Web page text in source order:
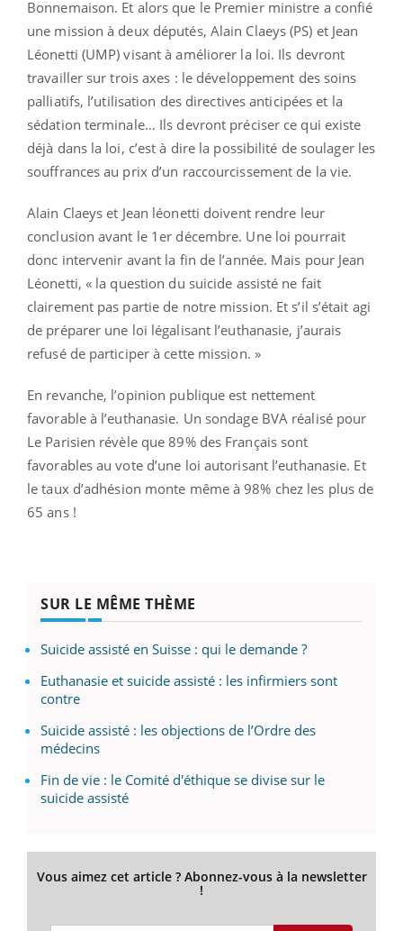
Bonnemaison. Et alors que le Premier ministre a confié
une mission à deux députés, Alain Claeys (PS) et Jean
Léonetti (UMP) visant à améliorer la loi. Ils devront
travailler sur trois axes : le développement des soins
palliatifs, l’utilisation des directives anticipées et la
sédation terminale… Ils devront préciser ce qui existe
déjà dans la loi, c’est à dire la possibilité de soulager les
souffrances au prix d’un raccourcissement de la vie.
Alain Claeys et Jean léonetti doivent rendre leur
conclusion avant le 1er décembre. Une loi pourrait
donc intervenir avant la fin de l’année. Mais pour Jean
Léonetti, « la question du suicide assisté ne fait
clairement pas partie de notre mission. Et s’il s’était agi
de préparer une loi légalisant l’euthanasie, j’aurais
refusé de participer à cette mission. »
En revanche, l’opinion publique est nettement
favorable à l’euthanasie. Un sondage BVA réalisé pour
Le Parisien révèle que 89% des Français sont
favorables au vote d’une loi autorisant l’euthanasie. Et
le taux d’adhésion monte même à 98% chez les plus de
65 ans !
SUR LE MÊME THÈME
Suicide assisté en Suisse : qui le demande ?
Euthanasie et suicide assisté : les infirmiers sont
contre
Suicide assisté : les objections de l’Ordre des
médecins
Fin de vie : le Comité d'éthique se divise sur le
suicide assisté
Vous aimez cet article ? Abonnez-vous à la newsletter
!